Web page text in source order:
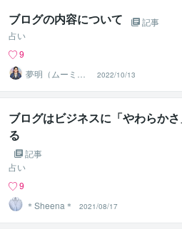
ブログの内容について
記事
占い
9
夢明（ムーミ
ン）＠人生を笑
顔にする占い師
2022/10/13
ブログはビジネスに「やわらかさ
る
記事
占い
9
＊Sheena＊
2021/08/17